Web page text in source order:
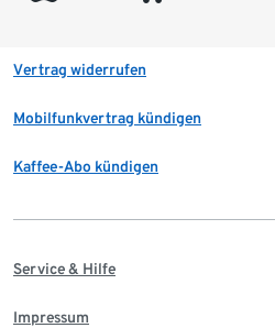
Vertrag widerrufen
Mobilfunkvertrag kündigen
Kaffee-Abo kündigen
Service & Hilfe
Impressum